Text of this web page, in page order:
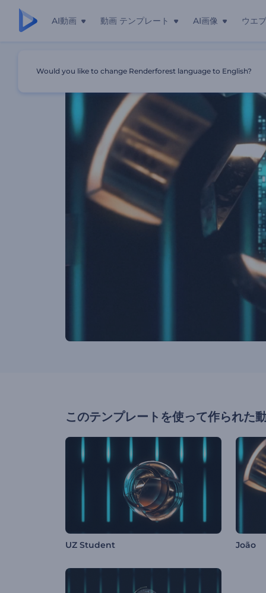
AI動画 動画 テンプレート AI画像 ウエ
このテンプレートを使って作られた
UZ Student João
Would you like to change Renderforest language to English?